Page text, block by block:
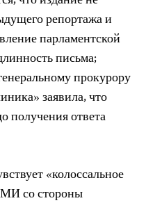
репортажа и
парламентской
письма;
прокурору
заявила, что
получения ответа
«колоссальное
со стороны